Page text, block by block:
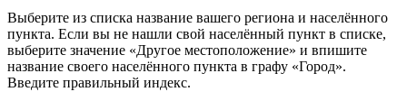
Выберите из списка название вашего региона и населённого
пункта. Если вы не нашли свой населённый пункт в списке,
выберите значение «Другое местоположение» и впишите
название своего населённого пункта в графу «Город».
Введите правильный индекс.